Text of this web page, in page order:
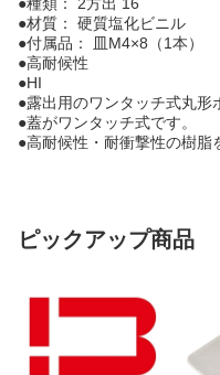
●材質： 硬質塩化ビニル
●付属品： 皿M4×8（1本）
●高耐候性
●HI
●露出用のワンタッチ式丸形
●蓋がワンタッチ式です。
●高耐候性・耐衝撃性の樹脂
ピックアップ商品